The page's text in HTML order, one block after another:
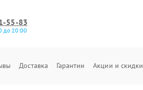
55-83
до 20:00
Доставка Гарантии Акции и скидки